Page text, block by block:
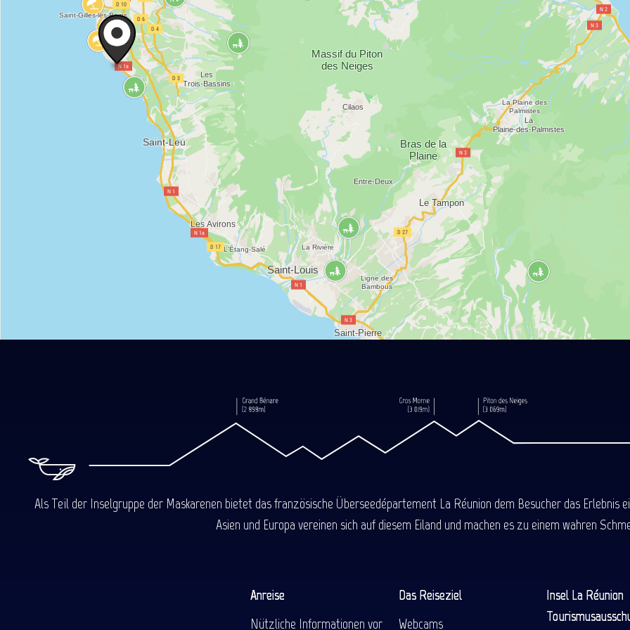
Als Teil der Inselgruppe der Maskarenen bietet das französische Überseedépartement La Réunion dem Besucher das Erlebnis
Asien und Europa vereinen sich auf diesem Eiland und machen es zu einem wahren
Anreise
Nützliche Informationen vor
Das Reiseziel
Webcams
Insel La Réunion